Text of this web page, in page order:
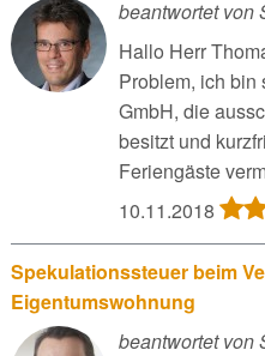
beantwortet von
Hallo Herr
Problem, ich bin
GmbH, die
besitzt und
Feriengäste
10.11.2018
Spekulationssteuer beim
Eigentumswohnung
beantwortet von